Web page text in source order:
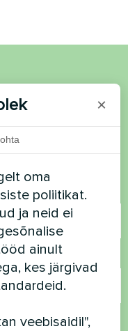
aitame teid
×
oma
poliitikat.
ja neid ei
ainult
kes järgivad
veebisaidil",